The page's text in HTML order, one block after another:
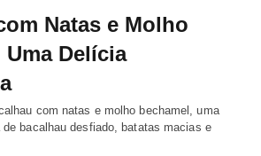
Natas e Molho
Uma Delícia
com natas e molho bechamel, uma
bacalhau desfiado, batatas macias e